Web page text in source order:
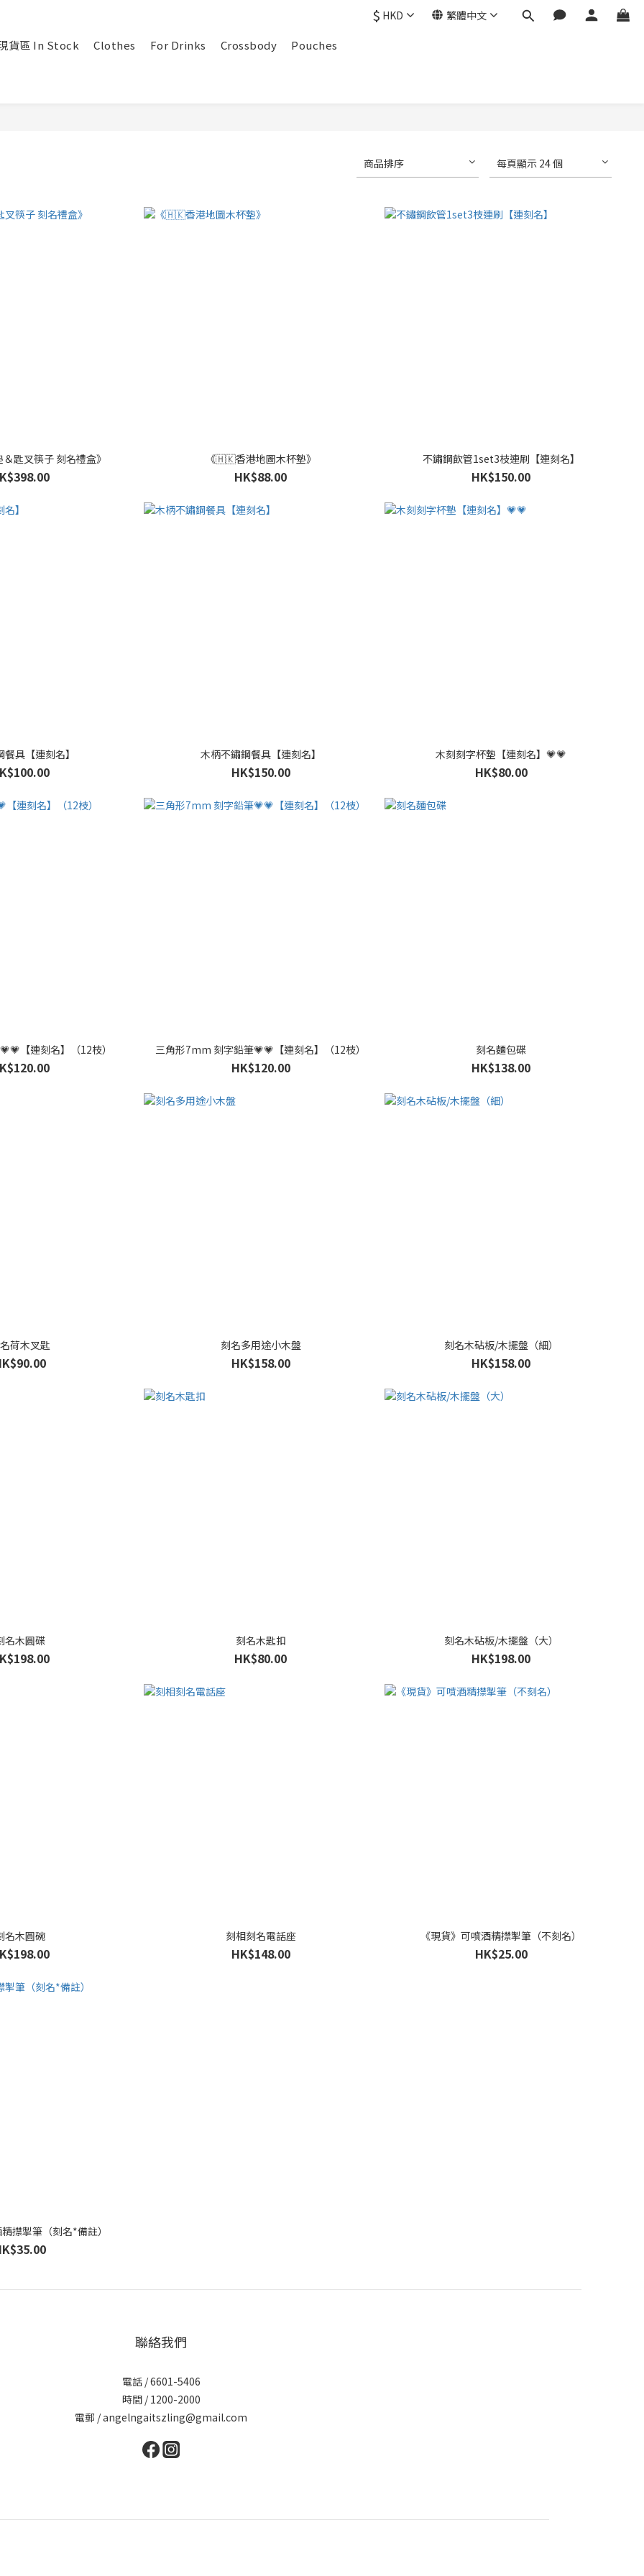
$ HKD 繁體中文
貨區 In Stock Clothes For Drinks Crossbody Pouches
商品排序 每頁顯示 24 個
匙叉筷子 刻名禮盒》 《🇭🇰香港地圖木杯墊》
HK$88.00
不鏽鋼飲管1set3枝連刷【連刻名】
HK$150.00
具【連刻名】 木柄不鏽鋼餐具【連刻名】
HK$150.00
木刻刻字杯墊【連刻名】💗💗
HK$80.00
【連刻名】（12枝） 三角形7mm 刻字鉛筆💗💗【連刻名】（12枝）
HK$120.00
刻名麵包碟
HK$138.00
荷木叉匙 刻名多用途小木盤
HK$158.00
刻名木砧板/木擺盤（細）
HK$158.00
名木圓碟 刻名木匙扣
HK$80.00
刻名木砧板/木擺盤（大）
HK$198.00
名木圓碗 刻相刻名電話座
HK$148.00
《現貨》可噴酒精㩒掣筆（不刻名）
HK$25.00
㩒掣筆（刻名*備註）
聯絡我們
電話 / 6601-5406
時間 / 1200-2000
電郵 / angelngaitszling@gmail.com